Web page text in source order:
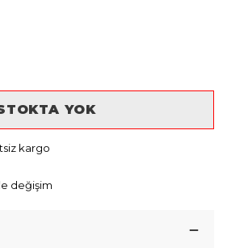
YOK
kargo
değişim